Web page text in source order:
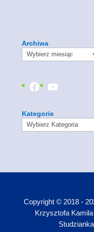
Archiwa
Facebook
YouTube
Kategorie
Copyright © 2018 -
Krzysztofa